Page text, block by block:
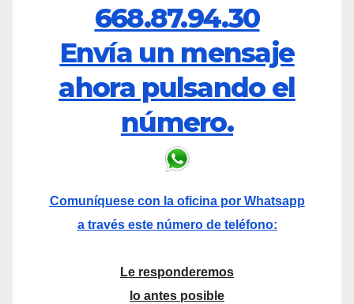
668.87.94.30
Envía un mensaje
ahora pulsando el
número.
Comuníquese con la oficina por Whatsapp
a través este número de teléfono:
Le responderemos
lo antes posible